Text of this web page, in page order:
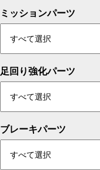
ミッションパーツ
足回り強化パーツ
ブレーキパーツ